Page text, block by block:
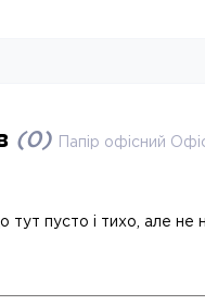
(0) Папір офісний
тут пусто і тихо, але не